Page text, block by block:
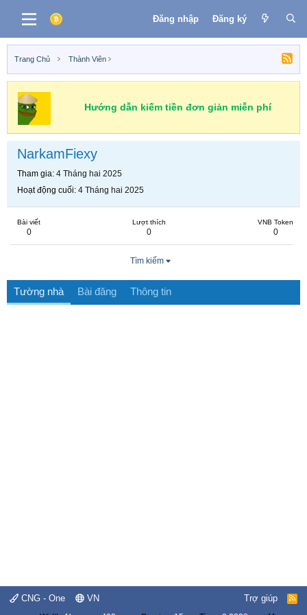
Đăng nhập Đăng ký
Trang Chủ Thành Viên
Hướng dẫn kiếm tiền đơn giản miễn phí
NarkamFiexy
Tham gia 4 Tháng hai 2025
Hoạt động cuối 4 Tháng hai 2025
Bài viết
0
Lượt thích
0
VNB Token
0
Tìm kiếm
Tường nhà Bài đăng Thông tin
CNG - One VN Trợ giúp
R